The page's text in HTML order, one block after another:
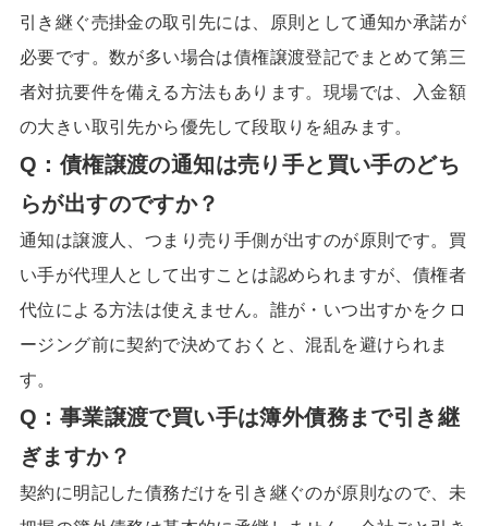
引き継ぐ売掛金の取引先には、原則として通知か承諾が
必要です。数が多い場合は債権譲渡登記でまとめて第三
者対抗要件を備える方法もあります。現場では、入金額
の大きい取引先から優先して段取りを組みます。
Q： 債権譲渡の通知は売り手と買い手のどち
らが出すのですか？
通知は譲渡人、つまり売り手側が出すのが原則です。買
い手が代理人として出すことは認められますが、債権者
代位による方法は使えません。誰が・いつ出すかをクロ
ージング前に契約で決めておくと、混乱を避けられま
す。
Q： 事業譲渡で買い手は簿外債務まで引き継
ぎますか？
契約に明記した債務だけを引き継ぐのが原則なので、未